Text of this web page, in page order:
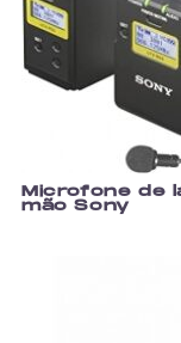
Microfone de
mão Sony